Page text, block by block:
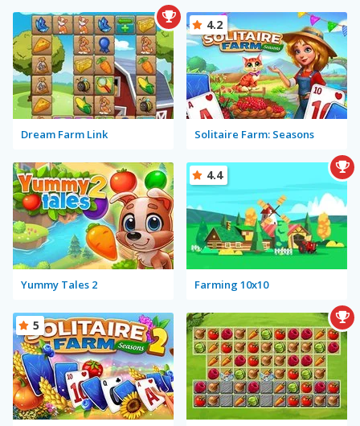
Dream Farm Link Solitaire Farm: Seasons
4.2
Yummy Tales 2 Farming 10x10
4.4
5